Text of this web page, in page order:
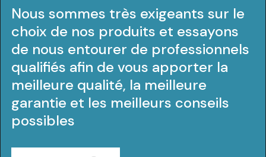
Nous sommes très exigeants sur le
choix de nos produits et essayons
de nous entourer de professionnels
qualifiés afin de vous apporter la
meilleure qualité, la meilleure
garantie et les meilleurs conseils
possibles